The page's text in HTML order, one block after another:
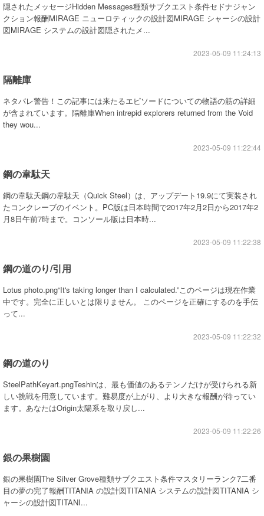
隠されたメッセージHidden Messages種類サブクエスト条件セドナジャン
クション報酬MIRAGE ニューロティックの設計図MIRAGE シャーシの設計
図MIRAGE システムの設計図隠されたメ...
2023-05-09 11:24:13
隔離庫
ネタバレ警告！この記事には来たるエピソードについての物語の筋の詳細
が含まれています。隔離庫When intrepid explorers returned from the Void
they wou...
2023-05-09 11:22:44
鋼の韋駄天
鋼の韋駄天鋼の韋駄天（Quick Steel）は、アップデート19.9にて実装され
たコンクレーブのイベント。PC版は日本時間で2017年2月2日から2017年2
月8日午前7時まで。コンソール版は日本時...
2023-05-09 11:22:38
鋼の道のり/引用
Lotus photo.png“It's taking longer than I calculated.”このページは現在作業
中です。完全に正しいとは限りません。 このページを正確にするのを手伝
って...
2023-05-09 11:22:32
鋼の道のり
SteelPathKeyart.pngTeshinは、最も価値のあるテンノだけが受けられる新
しい挑戦を用意しています。難易度が上がり、より大きな報酬が待ってい
ます。あなたはOrigin太陽系を取り戻し...
2023-05-09 11:22:26
銀の果樹園
銀の果樹園The Silver Grove種類サブクエスト条件マスタリーランク7二番
目の夢の完了報酬TITANIA の設計図TITANIA システムの設計図TITANIA シ
ャーシの設計図TITANI...